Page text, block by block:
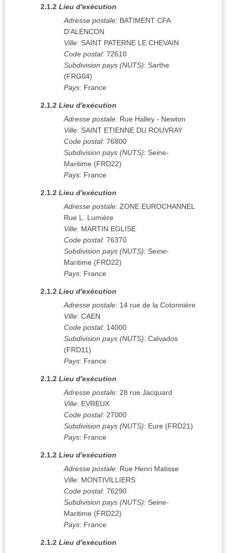
2.1.2 Lieu d'exécution
Adresse postale: BATIMENT CFA
D'ALENCON
Ville: SAINT PATERNE LE CHEVAIN
Code postal: 72610
Subdivision pays (NUTS): Sarthe
(FRG04)
Pays: France
2.1.2 Lieu d'exécution
Adresse postale: Rue Halley - Newton
Ville: SAINT ETIENNE DU ROUVRAY
Code postal: 76800
Subdivision pays (NUTS): Seine-
Maritime (FRD22)
Pays: France
2.1.2 Lieu d'exécution
Adresse postale: ZONE EUROCHANNEL
Rue L. Lumière
Ville: MARTIN EGLISE
Code postal: 76370
Subdivision pays (NUTS): Seine-
Maritime (FRD22)
Pays: France
2.1.2 Lieu d'exécution
Adresse postale: 14 rue de la Cotonnière
Ville: CAEN
Code postal: 14000
Subdivision pays (NUTS): Calvados
(FRD11)
Pays: France
2.1.2 Lieu d'exécution
Adresse postale: 28 rue Jacquard
Ville: EVREUX
Code postal: 27000
Subdivision pays (NUTS): Eure (FRD21)
Pays: France
2.1.2 Lieu d'exécution
Adresse postale: Rue Henri Matisse
Ville: MONTIVILLIERS
Code postal: 76290
Subdivision pays (NUTS): Seine-
Maritime (FRD22)
Pays: France
2.1.2 Lieu d'exécution